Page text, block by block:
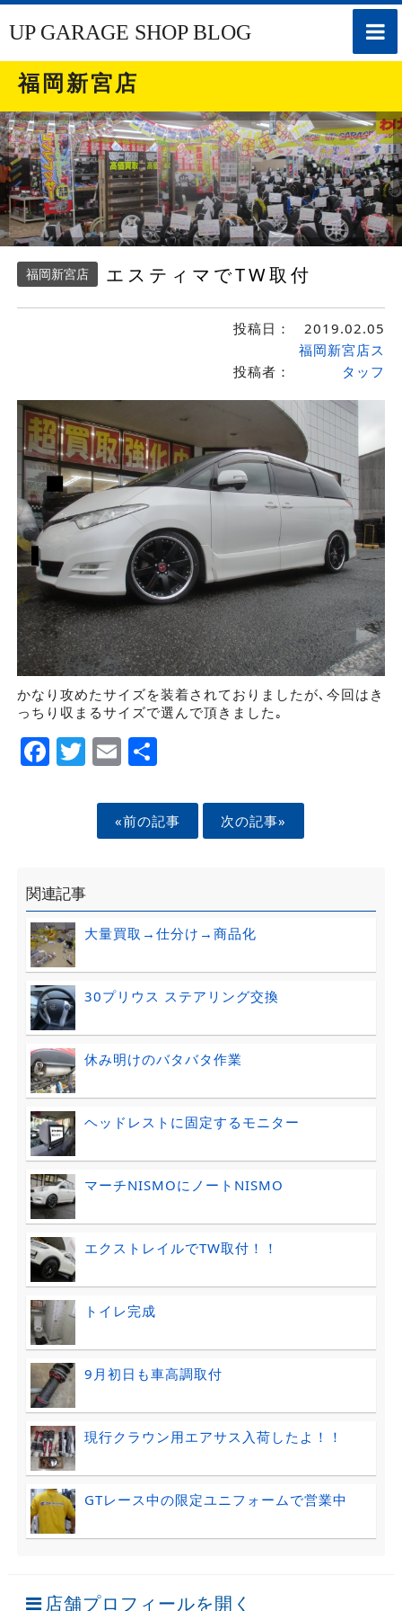
toggle
UP GARAGE SHOP BLOG
福岡新宮店
福岡新宮店 エスティマでTW取付
投稿日： 2019.02.05
投稿者：
福岡新宮店ス
タッフ
かなり攻めたサイズを装着されておりましたが､今回はき
っちり収まるサイズで選んで頂きました｡
Facebook
Twitter
EmailShare
«前の記事 次の記事»
関連記事
大量買取→仕分け→商品化
30プリウス ステアリング交換
休み明けのバタバタ作業
ヘッドレストに固定するモニター
マーチNISMOにノートNISMO
エクストレイルでTW取付！！
トイレ完成
9月初日も車高調取付
現行クラウン用エアサス入荷したよ！！
GTレース中の限定ユニフォームで営業中
店舗プロフィールを開く